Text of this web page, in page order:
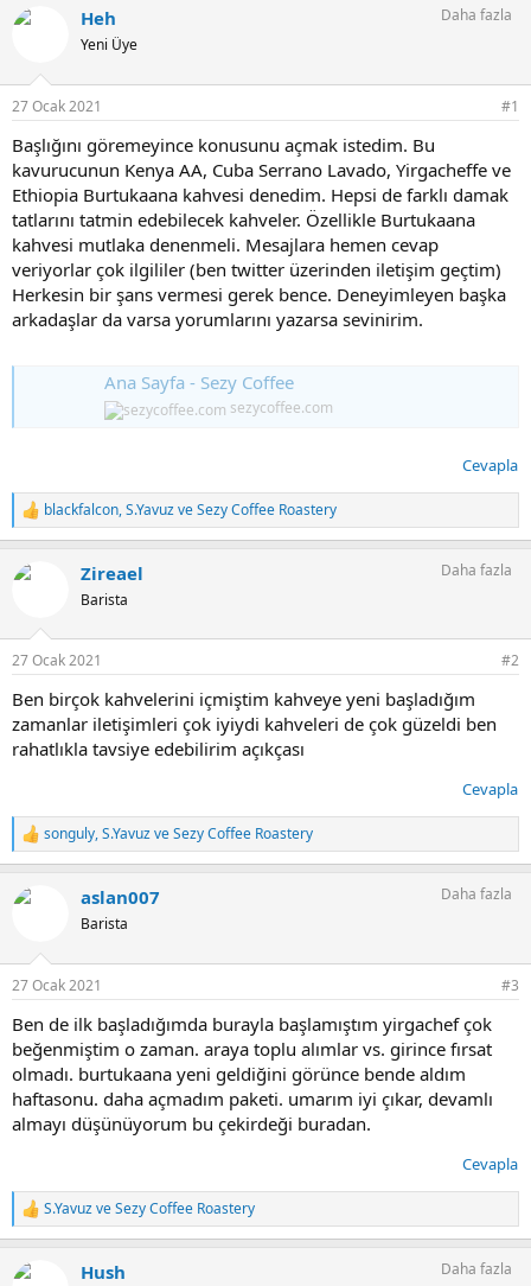
y
a
ş
l
a
a
n
a
g
ç
t
a
r
i
h
i
Heh
Yeni Üye
Daha fazla
27 Ocak 2021 #1
Başlığını göremeyince konusunu açmak istedim. Bu
kavurucunun Kenya AA, Cuba Serrano Lavado, Yirgacheffe ve
Ethiopia Burtukaana kahvesi denedim. Hepsi de farklı damak
tatlarını tatmin edebilecek kahveler. Özellikle Burtukaana
kahvesi mutlaka denenmeli. Mesajlara hemen cevap
veriyorlar çok ilgililer (ben twitter üzerinden iletişim geçtim)
Herkesin bir şans vermesi gerek bence. Deneyimleyen başka
arkadaşlar da varsa yorumlarını yazarsa sevinirim.
Ana Sayfa - Sezy Coffee
sezycoffee.com
Cevapla
T
e
k
:
blackfalcon,S.YavuzveSezy Coffee Roastery
Zireael
Barista
Daha fazla
27 Ocak 2021 #2
Ben birçok kahvelerini içmiştim kahveye yeni başladığım
zamanlar iletişimleri çok iyiydi kahveleri de çok güzeldi ben
rahatlıkla tavsiye edebilirim açıkçası
Cevapla
T
e
k
:
songuly,S.YavuzveSezy Coffee Roastery
aslan007
Barista
Daha fazla
27 Ocak 2021 #3
Ben de ilk başladığımda burayla başlamıştım yirgachef çok
beğenmiştim o zaman. araya toplu alımlar vs. girince fırsat
olmadı. burtukaana yeni geldiğini görünce bende aldım
haftasonu. daha açmadım paketi. umarım iyi çıkar, devamlı
almayı düşünüyorum bu çekirdeği buradan.
Cevapla
T
e
k
S.YavuzveSezy Coffee Roastery
Hush Daha fazla